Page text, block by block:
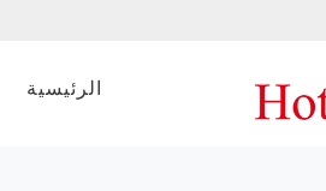
الرئيسية